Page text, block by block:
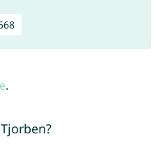
.